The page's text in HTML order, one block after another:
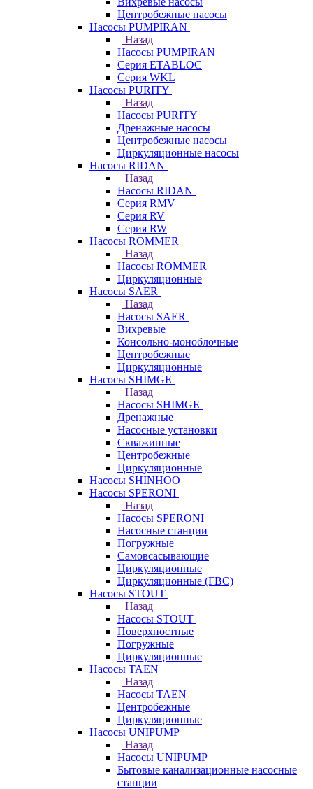
Центробежные насосы
Насосы PUMPIRAN
Назад
Насосы PUMPIRAN
Серия ETABLOC
Серия WKL
Насосы PURITY
Назад
Насосы PURITY
Дренажные насосы
Центробежные насосы
Циркуляционные насосы
Насосы RIDAN
Назад
Насосы RIDAN
Серия RMV
Серия RV
Серия RW
Насосы ROMMER
Назад
Насосы ROMMER
Циркуляционные
Насосы SAER
Назад
Насосы SAER
Вихревые
Консольно-моноблочные
Центробежные
Циркуляционные
Насосы SHIMGE
Назад
Насосы SHIMGE
Дренажные
Насосные установки
Скважинные
Центробежные
Циркуляционные
Насосы SHINHOO
Насосы SPERONI
Назад
Насосы SPERONI
Насосные станции
Погружные
Самовсасывающие
Циркуляционные
Циркуляционные (ГВС)
Насосы STOUT
Назад
Насосы STOUT
Поверхностные
Погружные
Циркуляционные
Насосы TAEN
Назад
Насосы TAEN
Центробежные
Циркуляционные
Насосы UNIPUMP
Назад
Насосы UNIPUMP
Бытовые канализационные насосные
станции